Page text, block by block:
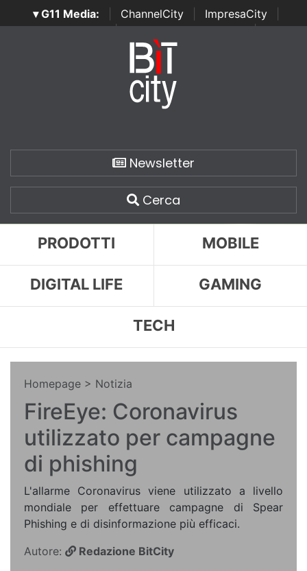
▾ G11 Media: ChannelCity ImpresaCity
SecurityOpenLab | Italian Channel Awards | Italian
Italian Security Awards
Newsletter
Cerca
PRODOTTI MOBILE
DIGITAL LIFE GAMING
TECH
Homepage > Notizia
FireEye: Coronavirus
utilizzato per campagne
di phishing
L'allarme Coronavirus viene utilizzato a livello
mondiale per effettuare campagne di Spear
Phishing e di disinformazione più efficaci.
Autore:
Redazione BitCity